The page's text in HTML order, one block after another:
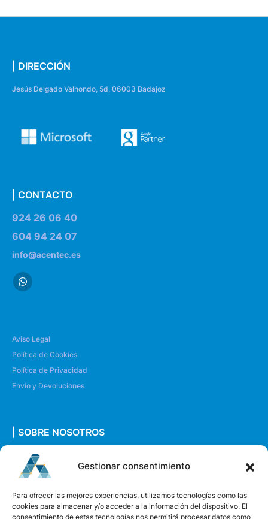
Gestionar consentimiento
Para ofrecer las mejores experiencias, utilizamos tecnologías como las
cookies para almacenar y/o acceder a la información del dispositivo. El
consentimiento de estas tecnologías nos permitirá procesar datos como
| DIRECCIÓN
Jesús Delgado Valhondo, 5d, 06003 Badajoz
| CONTACTO
924 26 06 40
604 94 24 07
info@acentec.es
Aviso Legal
Política de Cookies
Política de Privacidad
Envío y Devoluciones
| SOBRE NOSOTROS
Quiénes somos
Envíanos un mensaje